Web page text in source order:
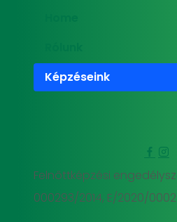
Képzéseink
Felnőttképzési
000293/2014, E/2020/